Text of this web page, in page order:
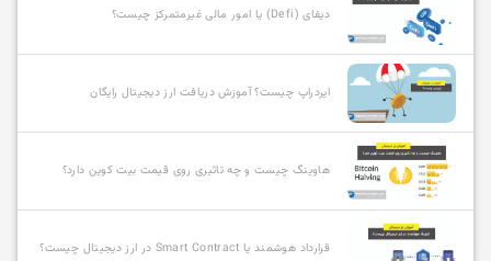
دیفای (Defi) یا امور مالی غیرمتمرکز چیست؟
ایردراپ چیست؟ آموزش دریافت ارز دیجیتال رایگان
هاوینگ چیست و چه تاثیری روی قیمت بیت کوین دارد؟
قرارداد هوشمند یا Smart Contract در ارز دیجیتال چیست؟